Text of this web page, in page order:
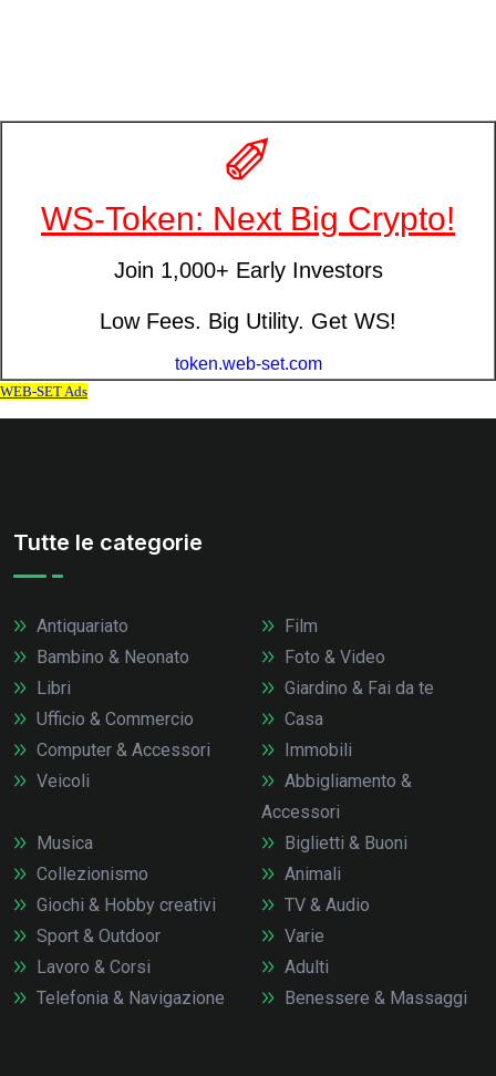
Tutte le categorie
Antiquariato
Bambino & Neonato
Libri
Ufficio & Commercio
Computer & Accessori
Veicoli
Film
Foto & Video
Giardino & Fai da te
Casa
Immobili
Abbigliamento &
Accessori
Musica
Collezionismo
Giochi & Hobby creativi
Sport & Outdoor
Lavoro & Corsi
Telefonia & Navigazione
Biglietti & Buoni
Animali
TV & Audio
Varie
Adulti
Benessere & Massaggi